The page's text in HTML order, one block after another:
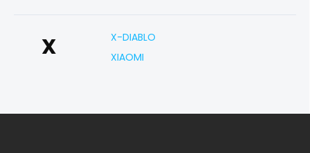
X
X-DIABLO
XIAOMI